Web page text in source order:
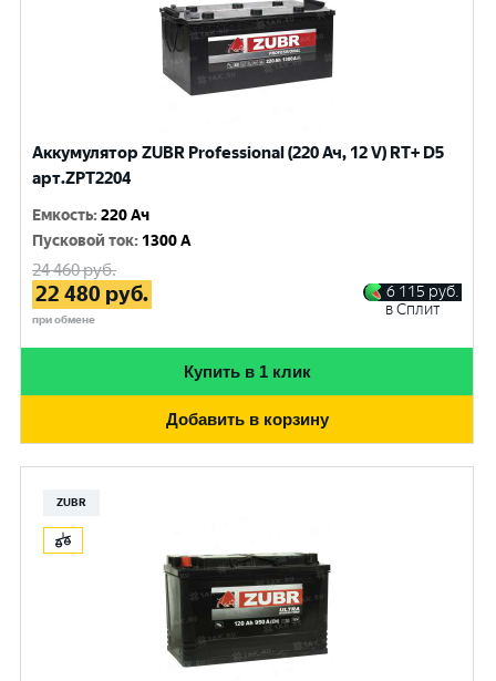
Аккумулятор ZUBR Professional (220 Ач, 12 V) RT+ D5
арт.ZPT2204
Емкость:220 Ач
Пусковой ток: 1300 A
24 460руб.
22 480 руб.
при обмене
6 115 руб.
в Сплит
Купить в 1 клик
Добавить в корзину
ZUBR